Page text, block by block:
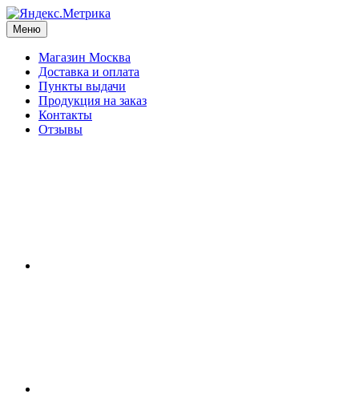
Меню
Магазин Москва
Доставка и оплата
Пункты выдачи
Продукция на заказ
Контакты
Отзывы